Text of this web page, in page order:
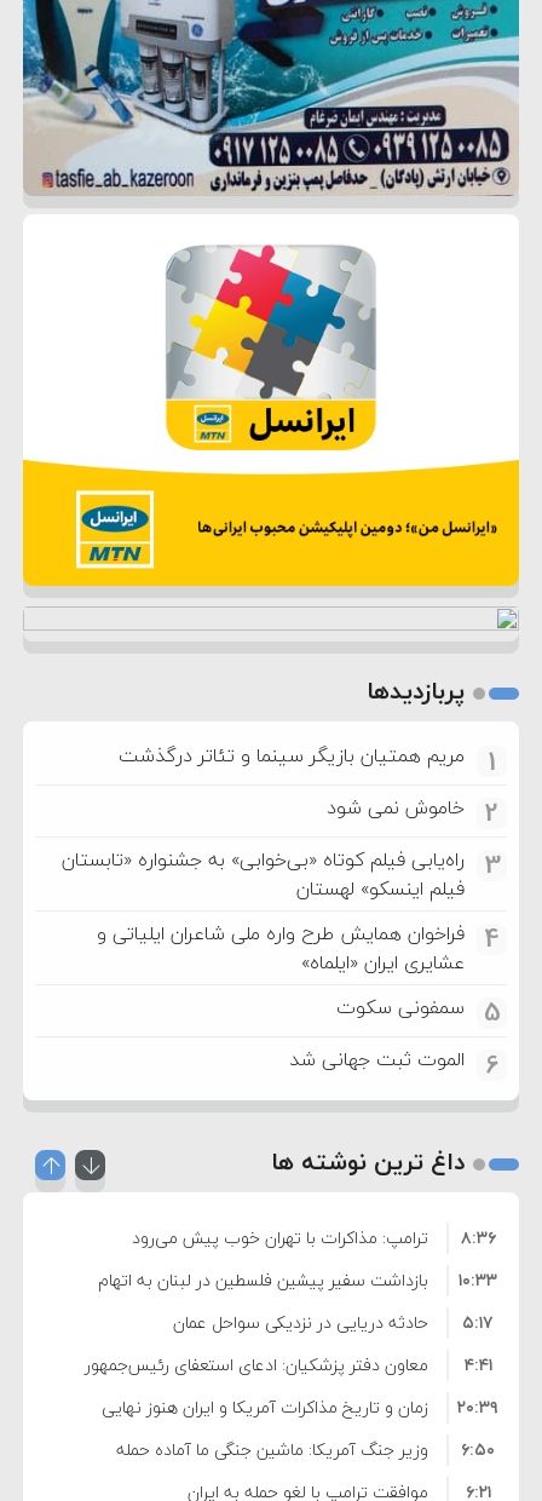
پربازدیدها
1 مریم همتیان بازیگر سینما و تئاتر درگذشت
2 خاموش نمی شود
3
راه‌یابی فیلم کوتاه «بی‌خوابی» به جشنواره «تابستان
فیلم اینسکو» لهستان
4
فراخوان همایش طرح واره ملی شاعران ایلیاتی و
عشایری ایران «ایلماه»
5 سمفونی سکوت
6 الموت ثبت جهانی شد
داغ ترین نوشته ها
ترامپ: مذاکرات با تهران خوب پیش می‌رود
۸:۳۶
بازداشت سفیر پیشین فلسطین در لبنان به اتهام
فساد و اختلاس اموال
۱۰:۳۳
حادثه دریایی در نزدیکی سواحل عمان
۵:۱۷
معاون دفتر پزشکیان: ادعای استعفای رئیس‌جمهور
واهی و کذب محض است
۴:۴۱
زمان و تاریخ مذاکرات آمریکا و ایران هنوز نهایی
نشده است
۲۰:۳۹
وزیر جنگ آمریکا: ماشین جنگی ما آماده حمله
نظامی علیه ایران است
۶:۵۰
موافقت ترامپ با لغو حمله به ایران
۶:۲۱